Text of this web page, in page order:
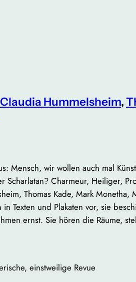
Claudia Hummelsheim,
Mensch, wir wollen auch mal
Charmeur, Heiliger,
Thomas Kade, Mark Monetha,
Texten und Plakaten vor, sie
ernst. Sie hören die Räume,
einstweilige Revue